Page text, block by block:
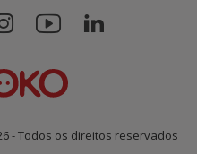
- Todos os direitos reservados